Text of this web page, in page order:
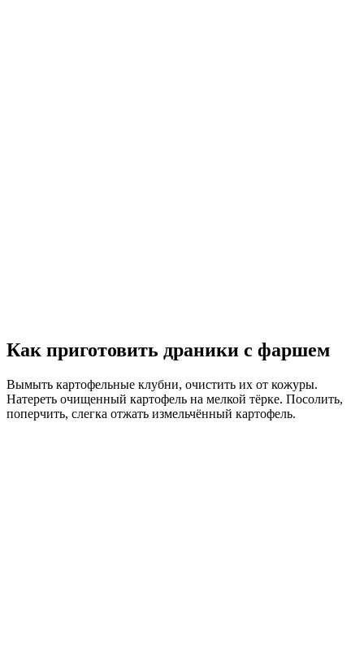
Как приготовить драники с фаршем
Вымыть картофельные клубни, очистить их от кожуры.
Натереть очищенный картофель на мелкой тёрке. Посолить,
поперчить, слегка отжать измельчённый картофель.